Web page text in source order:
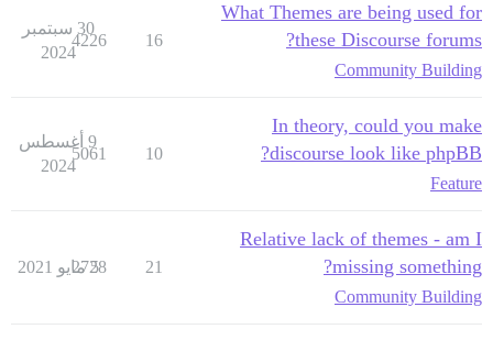
What Themes are being used for
these Discourse forums?
Community Building
16
4226
30 سبتمبر
2024
In theory, could you make
discourse look like phpBB?
Feature
10
5061
9 أغسطس
2024
Relative lack of themes - am I
missing something?
Community Building
21
2728
5 مايو 2021